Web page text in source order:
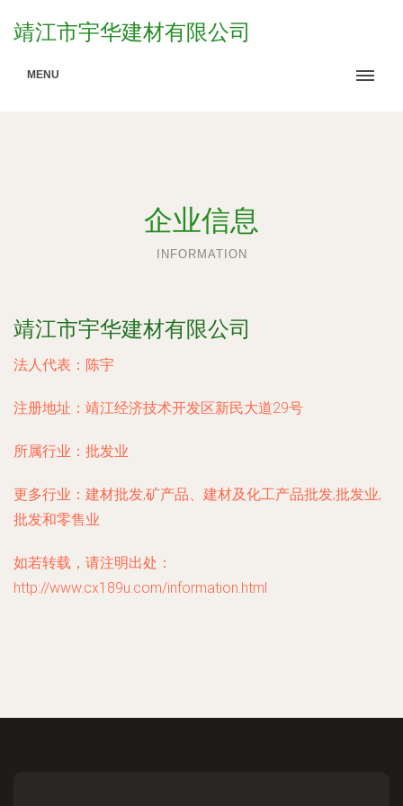
靖江市宇华建材有限公司
MENU
企业信息
INFORMATION
靖江市宇华建材有限公司
法人代表： 陈宇
注册地址： 靖江经济技术开发区新民大道29号
所属行业： 批发业
更多行业： 建材批发,矿产品、建材及化工产品批发,批发业,
批发和零售业
如若转载，请注明出处：
http://www.cx189u.com/information.html